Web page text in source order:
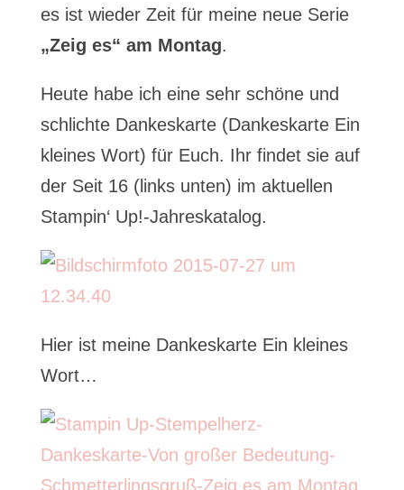
es ist wieder Zeit für meine neue Serie
„Zeig es“ am Montag.
Heute habe ich eine sehr schöne und
schlichte Dankeskarte (Dankeskarte Ein
kleines Wort) für Euch. Ihr findet sie auf
der Seit 16 (links unten) im aktuellen
Stampin‘ Up!-Jahreskatalog.
Hier ist meine Dankeskarte Ein kleines
Wort…